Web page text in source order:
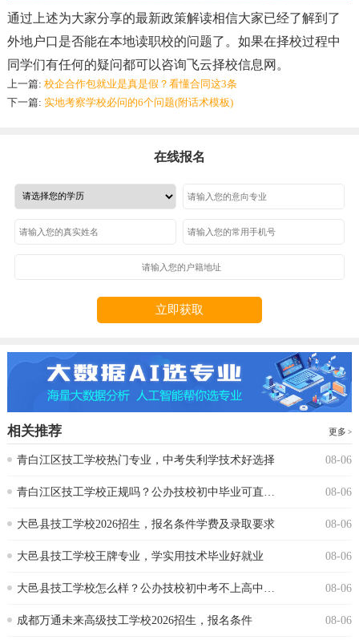
通过上述为大家分享的最新政策解读相信大家已经了解到了
外地户口是否能在本地读职校的问题了。如果在择校过程中
同学们有任何的疑问都可以咨询飞云择校信息网。
上一篇: 校企合作包就业是真是假？看懂合同这3条
下一篇: 实地考察学校必问的6个问题(附话术模板)
在线报名
立即获取
相关推荐 更多
青白江区技工学校热门专业，中考失利学技术好选择 08-06
青白江区技工学校正规吗？公办技校初中毕业可直接报读 08-06
大邑县技工学校2026招生，报名条件学费及录取要求 08-06
大邑县技工学校王牌专业，学实用技术毕业好就业 08-06
大邑县技工学校怎么样？公办技校初中考不上高中可报 08-06
成都万通未来高级技工学校2026招生，报名条件 08-06